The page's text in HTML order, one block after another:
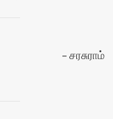
சரசுராம்